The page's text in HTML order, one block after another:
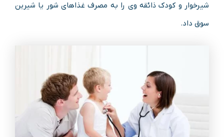
شیرخوار و کودک ذائقه وی را به مصرف غذاهای شور یا شیرین
سوق داد.